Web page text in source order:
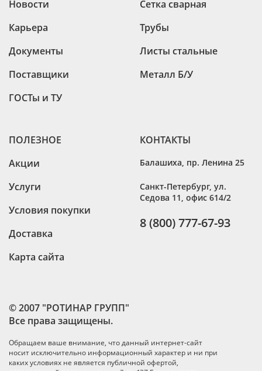
© 2007 "РОТИНАР ГРУПП"
Все права защищены.
Обращаем ваше внимание, что данный интернет-сайт
носит исключительно информационный характер и ни при
каких условиях не является публичной офертой,
Новости
Карьера
Документы
Поставщики
ГОСТы и ТУ
Сетка сварная
Трубы
Листы стальные
Металл Б/У
ПОЛЕЗНОЕ
Акции
Услуги
Условия покупки
Доставка
Карта сайта
КОНТАКТЫ
Балашиха пр. Ленина 25
Санкт-Петербург, ул.
Седова 11, офис 614/2
8 (800) 777-67-93